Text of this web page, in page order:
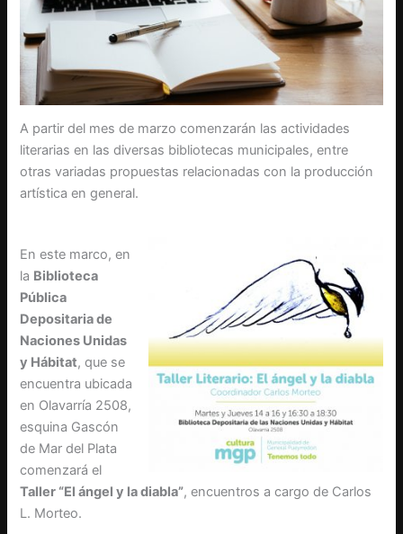
A partir del mes de marzo comenzarán las actividades
literarias en las diversas bibliotecas municipales, entre
otras variadas propuestas relacionadas con la producción
artística en general.
En este marco, en
la Biblioteca
Pública
Depositaria de
Naciones Unidas
y Hábitat, que se
encuentra ubicada
en Olavarría 2508,
esquina Gascón
de Mar del Plata
comenzará el
Taller “El ángel y la diabla”, encuentros a cargo de Carlos
L. Morteo.